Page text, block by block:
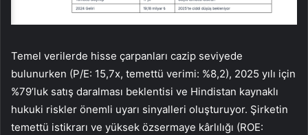
Temel verilerde hisse çarpanları cazip seviyede
bulunurken (P/E: 15,7x, temettü verimi: %8,2), 2025 yılı için
%79’luk satış daralması beklentisi ve Hindistan kaynaklı
hukuki riskler önemli uyarı sinyalleri oluşturuyor. Şirketin
temettü istikrarı ve yüksek özsermaye kârlılığı (ROE: